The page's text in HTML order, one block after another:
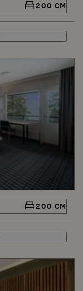
200 CM
200 CM